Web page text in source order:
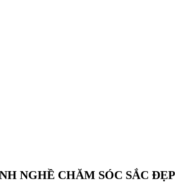
NGHỀ CHĂM SÓC SẮC ĐẸP